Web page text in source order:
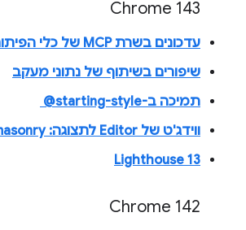
Chrome 143
עדכונים בשרת MCP של כלי הפיתוח
שיפורים בשיתוף של נתוני מעקב
תמיכה ב-‎ @starting-style
ווידג'ט של Editor לתצוגה: masonry
Lighthouse 13
Chrome 142